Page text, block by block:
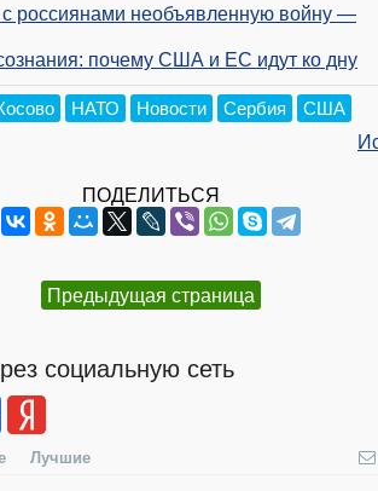
с россиянами необъявленную войну —
почему США и ЕС идут ко дну
НАТО Новости Сербия США
ПОДЕЛИТЬСЯ
Предыдущая страница
социальную сеть
Лучшие